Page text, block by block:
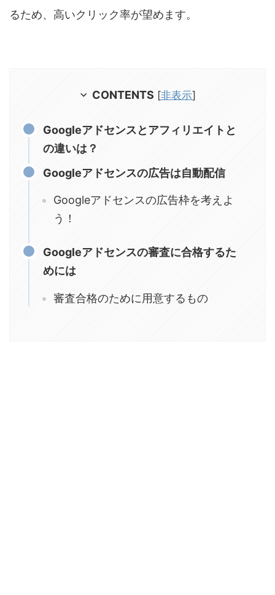
るため、高いクリック率が望めます。
CONTENTS [非表示]
Googleアドセンスとアフィリエイトと
の違いは？
Googleアドセンスの広告は自動配信
Googleアドセンスの広告枠を考えよ
う！
Googleアドセンスの審査に合格するた
めには
審査合格のために用意するもの